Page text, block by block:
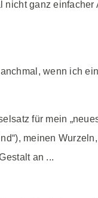
ganz
wenn ich
für mein
meinen
an ...